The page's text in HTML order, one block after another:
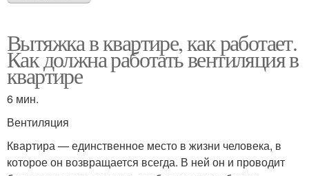
Вытяжка в квартире, как работает.
Как должна работать вентиляция в
квартире
6 мин.
Вентиляция
Квартира — единственное место в жизни человека, в
которое он возвращается всегда. В ней он и проводит